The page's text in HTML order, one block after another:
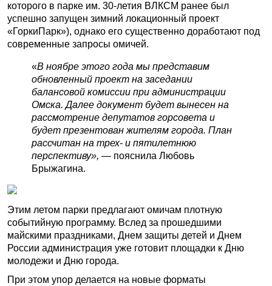
которого в парке им. 30-летия ВЛКСМ ранее был
успешно запущен зимний локационный проект
«ГоркиПарк»), однако его существенно доработают под
современные запросы омичей.
«В ноябре этого года мы представим
обновленный проект на заседании
балансовой комиссии при администрации
Омска. Далее документ будет вынесен на
рассмотрение депутатов горсовета и
будет презентован жителям города. План
рассчитан на трех- и пятилетнюю
перспективу», — пояснила Любовь
Брыжагина.
Этим летом парки предлагают омичам плотную
событийную программу. Вслед за прошедшими
майскими праздниками, Днем защиты детей и Днем
России администрация уже готовит площадки к Дню
молодежи и Дню города.
При этом упор делается на новые форматы